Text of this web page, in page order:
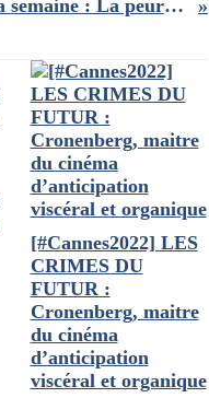
Le docu de la semaine : La peur au ventre, de Léa Clermont-Dion
[#Cannes2022] LES
CRIMES DU
FUTUR :
Cronenberg, maitre
du cinéma
d’anticipation
viscéral et organique